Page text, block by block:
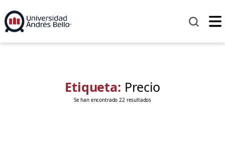
Etiqueta: Precio
Se han encontrado 22 resultados